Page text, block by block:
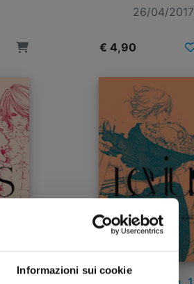
Informazioni sui cookie
26/04/2017
€ 4,90